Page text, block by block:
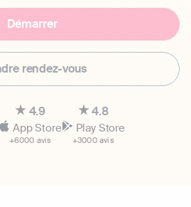
Démarrer
rendez-vous
4.9
App Store
+6000 avis
4.8
Play Store
+3000 avis